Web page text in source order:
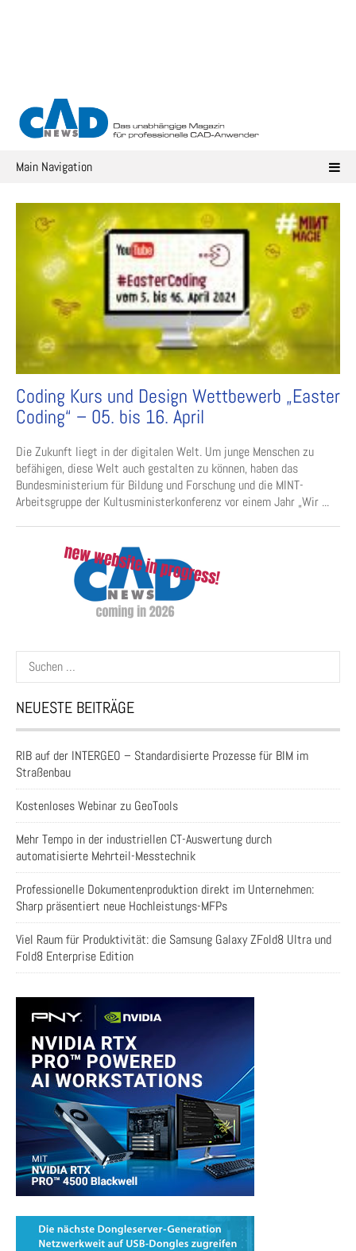
Main Navigation
Coding Kurs und Design Wettbewerb „Easter
Coding“ – 05. bis 16. April
Die Zukunft liegt in der digitalen Welt. Um junge Menschen zu
befähigen, diese Welt auch gestalten zu können, haben das
Bundesministerium für Bildung und Forschung und die MINT-
Arbeitsgruppe der Kultusministerkonferenz vor einem Jahr „Wir ...
Suchen
nach:
NEUESTE BEITRÄGE
RIB auf der INTERGEO – Standardisierte Prozesse für BIM im
Straßenbau
Kostenloses Webinar zu GeoTools
Mehr Tempo in der industriellen CT-Auswertung durch
automatisierte Mehrteil-Messtechnik
Professionelle Dokumentenproduktion direkt im Unternehmen:
Sharp präsentiert neue Hochleistungs-MFPs
Viel Raum für Produktivität: die Samsung Galaxy ZFold8 Ultra und
Fold8 Enterprise Edition